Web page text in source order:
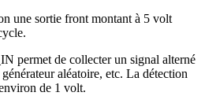
une sortie front montant à 5 volt
permet de collecter un signal alterné
aléatoire, etc. La détection
de 1 volt.